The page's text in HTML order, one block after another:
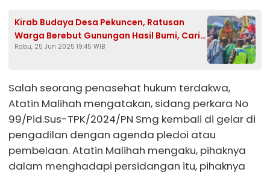
Kirab Budaya Desa Pekuncen, Ratusan
Warga Berebut Gunungan Hasil Bumi, Cari
Keberkahan
Rabu, 25 Jun 2025 19:45 WIB
Salah seorang penasehat hukum terdakwa,
Atatin Malihah mengatakan, sidang perkara No
99/Pid.Sus-TPK/2024/PN Smg kembali di gelar di
pengadilan dengan agenda pledoi atau
pembelaan. Atatin Malihah mengaku, pihaknya
dalam menghadapi persidangan itu, pihaknya